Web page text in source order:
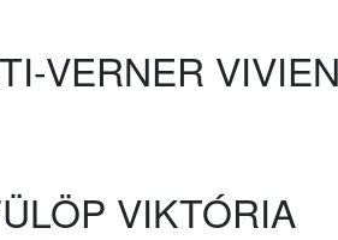
VERNER
VIKTÓRIA